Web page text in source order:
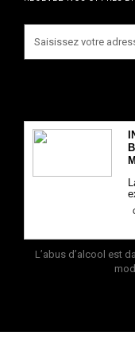
L’abus d’alcool est